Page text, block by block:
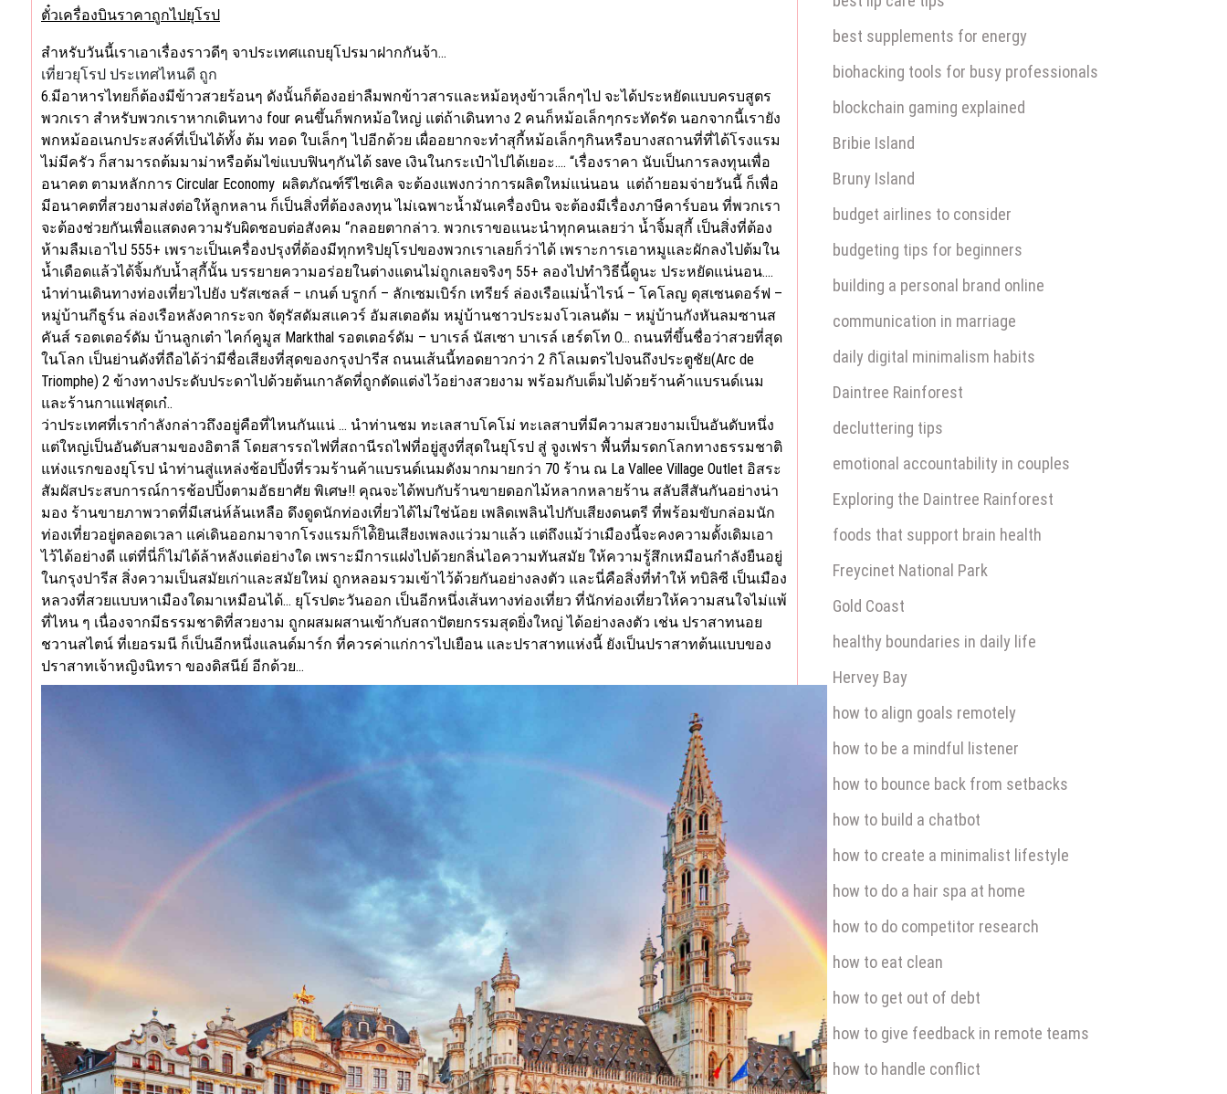
ตั๋วเครื่องบินราคาถูกไปยุโรป
สำหรับวันนี้เราเอาเรื่องราวดีๆ จาประเทศแถบยุโปรมาฝากกันจ้า…
เที่ยวยุโรป ประเทศไหนดี ถูก
6.มีอาหารไทยก็ต้องมีข้าวสวยร้อนๆ ดังนั้นก็ต้องอย่าลืมพกข้าวสารและหม้อหุงข้าวเล็กๆไป จะได้ประหยัดแบบครบสูตร
พวกเรา สำหรับพวกเราหากเดินทาง four คนขึ้นก็พกหม้อใหญ่ แต่ถ้าเดินทาง 2 คนก็หม้อเล็กๆกระทัดรัด นอกจากนี้เรายัง
พกหม้ออเนกประสงค์ที่เป็นได้ทั้ง ต้ม ทอด ใบเล็กๆ ไปอีกด้วย เผื่ออยากจะทำสุกี้หม้อเล็กๆกินหรือบางสถานที่ที่ได้โรงแรม
ไม่มีครัว ก็สามารถต้มมาม่าหรือต้มไข่แบบฟินๆกันได้ save เงินในกระเป๋าไปได้เยอะ…. “เรื่องราคา นับเป็นการลงทุนเพื่อ
อนาคต ตามหลักการ Circular Economy ผลิตภัณฑ์รีไซเคิล จะต้องแพงกว่าการผลิตใหม่แน่นอน แต่ถ้ายอมจ่ายวันนี้ ก็เพื่อ
มีอนาคตที่สวยงามส่งต่อให้ลูกหลาน ก็เป็นสิ่งที่ต้องลงทุน ไม่เฉพาะน้ำมันเครื่องบิน จะต้องมีเรื่องภาษีคาร์บอน ที่พวกเรา
จะต้องช่วยกันเพื่อแสดงความรับผิดชอบต่อสังคม “กลอยตากล่าว. พวกเราขอแนะนำทุกคนเลยว่า น้ำจิ้มสุกี้ เป็นสิ่งที่ต้อง
ห้ามลืมเอาไป 555+ เพราะเป็นเครื่องปรุงที่ต้องมีทุกทริปยุโรปของพวกเราเลยก็ว่าได้ เพราะการเอาหมูและผักลงไปต้มใน
น้ำเดือดแล้วได้จิ้มกับน้ำสุกี้นั้น บรรยายความอร่อยในต่างแดนไม่ถูกเลยจริงๆ 55+ ลองไปทำวิธีนี้ดูนะ ประหยัดแน่นอน….
นำท่านเดินทางท่องเที่ยวไปยัง บรัสเซลส์ – เกนต์ บรูกก์ – ลักเซมเบิร์ก เทรียร์ ล่องเรือแม่น้ำไรน์ – โคโลญ ดุสเซนดอร์ฟ –
หมู่บ้านกีธูร์น ล่องเรือหลังคากระจก จัตุรัสดัมสแควร์ อัมสเตอดัม หมู่บ้านชาวประมงโวเลนดัม – หมู่บ้านกังหันลมซานส
คันส์ รอตเตอร์ดัม บ้านลูกเต๋า ไคก์คูมูส Markthal รอตเตอร์ดัม – บาเรล์ นัสเซา บาเรล์ เฮร์ตโท O… ถนนที่ขึ้นชื่อว่าสวยที่สุด
ในโลก เป็นย่านดังที่ถือได้ว่ามีชื่อเสียงที่สุดของกรุงปารีส ถนนเส้นนี้ทอดยาวกว่า 2 กิโลเมตรไปจนถึงประตูชัย(Arc de
Triomphe) 2 ข้างทางประดับประดาไปด้วยต้นเกาลัดที่ถูกตัดแต่งไว้อย่างสวยงาม พร้อมกับเต็มไปด้วยร้านค้าแบรนด์เนม
และร้านกาเแฟสุดเก๋..
ว่าประเทศที่เรากำลังกล่าวถึงอยู่คือที่ไหนกันแน่ … นำท่านชม ทะเลสาบโคโม่ ทะเลสาบที่มีความสวยงามเป็นอันดับหนึ่ง
แต่ใหญ่เป็นอันดับสามของอิตาลี โดยสารรถไฟที่สถานีรถไฟที่อยู่สูงที่สุดในยุโรป สู่ จูงเฟรา พื้นที่มรดกโลกทางธรรมชาติ
แห่งแรกของยุโรป นำท่านสู่แหล่งช้อปปิ้งที่รวมร้านค้าแบรนด์เนมดังมากมายกว่า 70 ร้าน ณ La Vallee Village Outlet อิสระ
สัมผัสประสบการณ์การช้อปปิ้งตามอัธยาศัย พิเศษ!! คุณจะได้พบกับร้านขายดอกไม้หลากหลายร้าน สลับสีสันกันอย่างน่า
มอง ร้านขายภาพวาดที่มีเสน่ห์ล้นเหลือ ดึงดูดนักท่องเที่ยวได้ไม่ใช่น้อย เพลิดเพลินไปกับเสียงดนตรี ที่พร้อมขับกล่อมนัก
ท่องเที่ยวอยู่ตลอดเวลา แค่เดินออกมาจากโรงแรมก็ได้ิยินเสียงเพลงแว่วมาแล้ว แต่ถึงแม้ว่าเมืองนี้จะคงความดั้งเดิมเอา
ไว้ได้อย่างดี แต่ที่นี่ก็ไม่ได้ล้าหลังแต่อย่างใด เพราะมีการแฝงไปด้วยกลิ่นไอความทันสมัย ให้ความรู้สึกเหมือนกำลังยืนอยู่
ในกรุงปารีส สิ่งความเป็นสมัยเก่าและสมัยใหม่ ถูกหลอมรวมเข้าไว้ด้วยกันอย่างลงตัว และนี่คือสิ่งที่ทำให้ ทบิลิซี เป็นเมือง
หลวงที่สวยแบบหาเมืองใดมาเหมือนได้… ยุโรปตะวันออก เป็นอีกหนึ่งเส้นทางท่องเที่ยว ที่นักท่องเที่ยวให้ความสนใจไม่แพ้
ที่ไหน ๆ เนื่องจากมีธรรมชาติที่สวยงาม ถูกผสมผสานเข้ากับสถาปัตยกรรมสุดยิ่งใหญ่ ได้อย่างลงตัว เช่น ปราสาทนอย
ชวานสไตน์ ที่เยอรมนี ก็เป็นอีกหนึ่งแลนด์มาร์ก ที่ควรค่าแก่การไปเยือน และปราสาทแห่งนี้ ยังเป็นปราสาทต้นแบบของ
ปราสาทเจ้าหญิงนิทรา ของดิสนีย์ อีกด้วย…
best supplements for energy
biohacking tools for busy professionals
blockchain gaming explained
Bribie Island
Bruny Island
budget airlines to consider
budgeting tips for beginners
building a personal brand online
communication in marriage
daily digital minimalism habits
Daintree Rainforest
decluttering tips
emotional accountability in couples
Exploring the Daintree Rainforest
foods that support brain health
Freycinet National Park
Gold Coast
healthy boundaries in daily life
Hervey Bay
how to align goals remotely
how to be a mindful listener
how to bounce back from setbacks
how to build a chatbot
how to create a minimalist lifestyle
how to do a hair spa at home
how to do competitor research
how to eat clean
how to get out of debt
how to give feedback in remote teams
how to handle conflict